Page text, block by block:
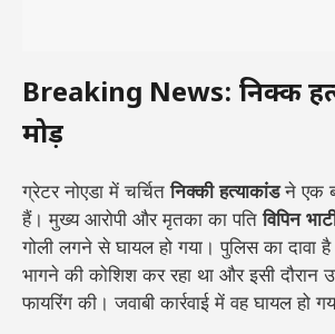
Breaking News: निक्की
मोड़
ग्रेटर नोएडा में चर्चितनिक्की हत्याकांडने एक
हैं। मुख्य आरोपी और मृतका का पतिविपिन
गोली लगने से घायल हो गया। पुलिस का दावा है
भागने की कोशिश कर रहा था और इसी दौरान
फायरिंग की। जवाबी कार्रवाई में वह घायल हो